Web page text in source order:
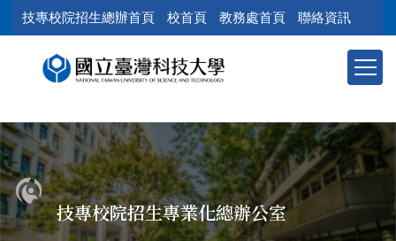
到
容
區
塊
技專校院招生總辦首頁 校首頁 教務處首頁 聯絡資訊
技專校院招生專業化總辦公室